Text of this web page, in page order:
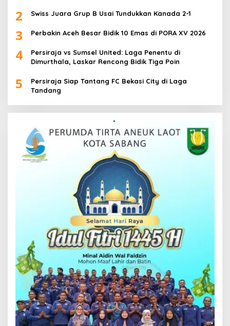
2 Swiss Juara Grup B Usai Tundukkan Kanada 2-1
3 Perbakin Aceh Besar Bidik 10 Emas di PORA XV 2026
4
Persiraja vs Sumsel United: Laga Penentu di
Dimurthala, Laskar Rencong Bidik Tiga Poin
5
Persiraja Siap Tantang FC Bekasi City di Laga
Tandang